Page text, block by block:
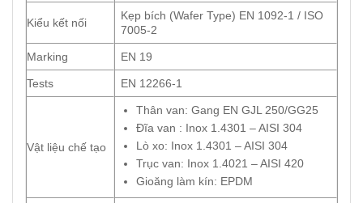
Kiểu kết nối
Kẹp bích (Wafer Type) EN 1092-1 / ISO
7005-2
Marking EN 19
Tests EN 12266-1
Vật liệu chế tạo
Thân van: Gang EN GJL 250/GG25
Đĩa van : Inox 1.4301 – AISI 304
Lò xo: Inox 1.4301 – AISI 304
Trục van: Inox 1.4021 – AISI 420
Gioăng làm kín: EPDM